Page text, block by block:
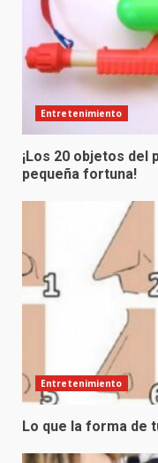
Entretenimiento
¡Los 20 objetos del
pequeña fortuna!
Entretenimiento
Lo que la forma de